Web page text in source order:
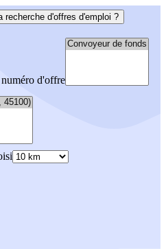
recherche d'offres d'emploi ?
d'offre